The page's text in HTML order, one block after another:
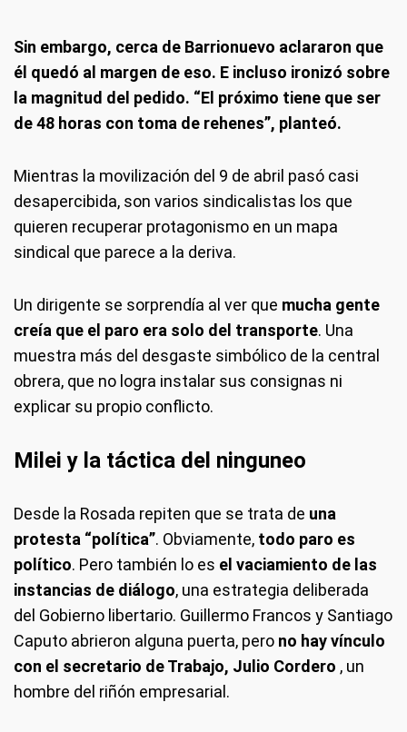
Sin embargo, cerca de Barrionuevo aclararon que
él quedó al margen de eso. E incluso ironizó sobre
la magnitud del pedido. “El próximo tiene que ser
de 48 horas con toma de rehenes”, planteó.
Mientras la movilización del 9 de abril pasó casi
desapercibida, son varios sindicalistas los que
quieren recuperar protagonismo en un mapa
sindical que parece a la deriva.
Un dirigente se sorprendía al ver que mucha gente
creía que el paro era solo del transporte. Una
muestra más del desgaste simbólico de la central
obrera, que no logra instalar sus consignas ni
explicar su propio conflicto.
Milei y la táctica del ninguneo
Desde la Rosada repiten que se trata de una
protesta “política”. Obviamente, todo paro es
político. Pero también lo es el vaciamiento de las
instancias de diálogo, una estrategia deliberada
del Gobierno libertario. Guillermo Francos y Santiago
Caputo abrieron alguna puerta, pero no hay vínculo
con el secretario de Trabajo, Julio Cordero , un
hombre del riñón empresarial.